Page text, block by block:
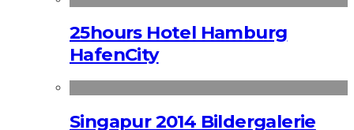
25hours Hotel Hamburg
HafenCity
Singapur 2014 Bildergalerie